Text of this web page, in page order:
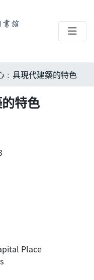
﹕具現代建築的特色
特色
Place